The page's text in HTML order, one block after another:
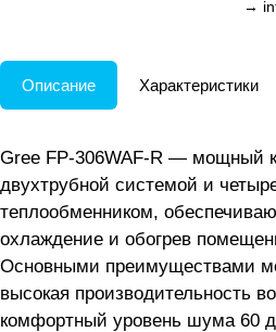
→
Описание Характеристики
Gree FP-306WAF-R — мощный
двухтрубной системой и
теплообменником,
охлаждение и обогрев
Основными преимуществами
высокая производительность
комфортный уровень шума 60